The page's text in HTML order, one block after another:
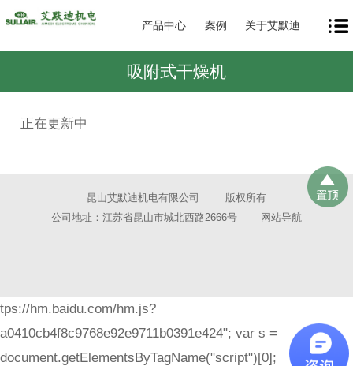
产品中心 案例 关于艾默迪
吸附式干燥机
正在更新中
昆山艾默迪机电有限公司
版权所有
公司地址：江苏省昆山市城北西路2666号
网站导航
tps://hm.baidu.com/hm.js?
a0410cb4f8c9768e92e9711b0391e424"; var s =
document.getElementsByTagName("script")[0];